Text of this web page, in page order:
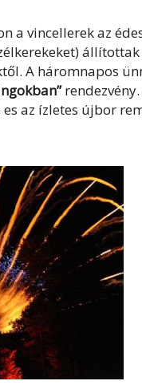
a vincellerek az
A háromnapos
az ízletes újbor